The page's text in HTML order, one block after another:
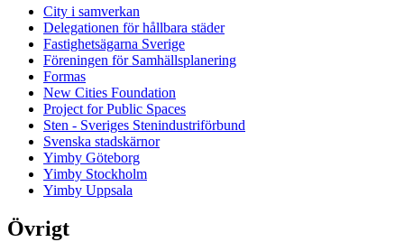
City i samverkan
Delegationen för hållbara städer
Fastighetsägarna Sverige
Föreningen för Samhällsplanering
Formas
New Cities Foundation
Project for Public Spaces
Sten - Sveriges Stenindustriförbund
Svenska stadskärnor
Yimby Göteborg
Yimby Stockholm
Yimby Uppsala
Övrigt